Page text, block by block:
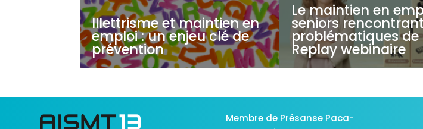
Illettrisme et maintien en
emploi : un enjeu clé de
prévention
Le maintien en
seniors
problématiques de
Replay webinaire
Membre de Présanse Paca-